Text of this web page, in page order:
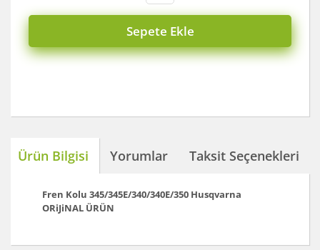
Sepete Ekle
Ürün Bilgisi Yorumlar Taksit Seçenekleri
Fren Kolu 345/345E/340/340E/350 Husqvarna
ORiJiNAL ÜRÜN